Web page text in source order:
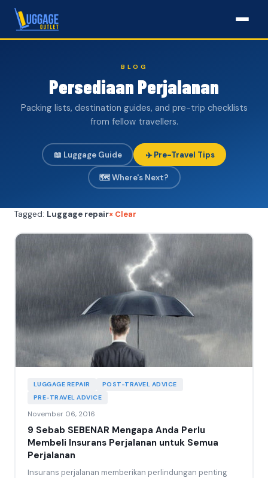
BLOG
Persediaan Perjalanan
Packing lists, destination guides, and pre-trip checklists
from fellow travellers.
📖 Luggage Guide ✈️ Pre-Travel Tips
🗺️ Where's Next?
Tagged: Luggage repair× Clear
LUGGAGE REPAIR
POST-TRAVEL ADVICE
PRE-TRAVEL ADVICE
November 06, 2016
9 Sebab SEBENAR Mengapa Anda Perlu
Membeli Insurans Perjalanan untuk Semua
Perjalanan
Insurans perjalanan memberikan perlindungan penting